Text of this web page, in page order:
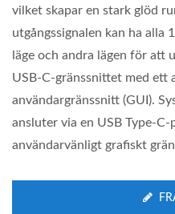
vilket skapar en stark glöd
utgångssignalen kan ha alla
läge och andra lägen för att
USB-C-gränssnittet med ett
användargränssnitt (GUI).
ansluter via en USB Type-
användarvänligt grafiskt